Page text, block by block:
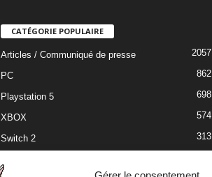
CATÉGORIE POPULAIRE
Articles / Communiqué de presse 2057
PC 862
Playstation 5 698
XBOX 574
Switch 2 313